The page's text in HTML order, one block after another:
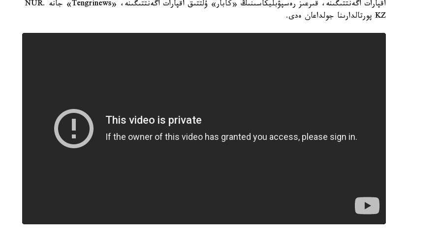
اقپارات اگەنتتىگىنە، قىرعىز رەسپۋبليكاسىنىڭ «كابار» ۇلتتىق اقپارات اگەنتتىگىنە، «Tengrinews» جانە NUR.
KZ پورتالدارىنا جولداعان ەدى.